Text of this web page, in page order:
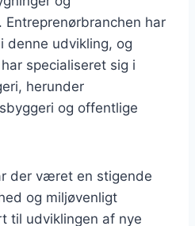
har
udvikling, og
specialiseret sig i
herunder
og offentlige
der været en stigende
og miljøvenligt
til udviklingen af nye